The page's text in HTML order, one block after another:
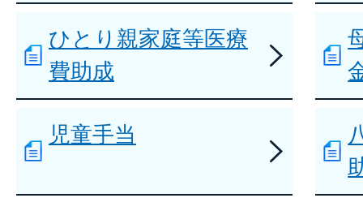
ひとり親家庭等医療
費助成
児童手当